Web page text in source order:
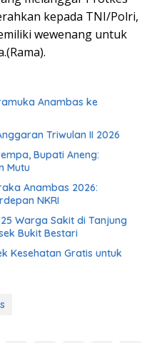
kepada TNI/Polri,
wewenang untuk
Anambas ke
Triwulan II 2026
Bupati Aneng:
Mutu
Anambas 2026:
NKRI
Warga Sakit di Tanjung
Bukit Bestari
Kesehatan Gratis untuk